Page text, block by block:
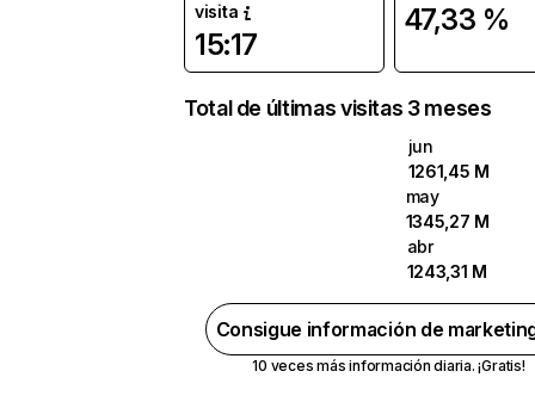
visita
15:17
47,33 %
Total de últimas visitas 3 meses
jun
1261,45 M
may
1345,27 M
abr
1243,31 M
Consigue información de
10 veces más información diaria. ¡Gratis!